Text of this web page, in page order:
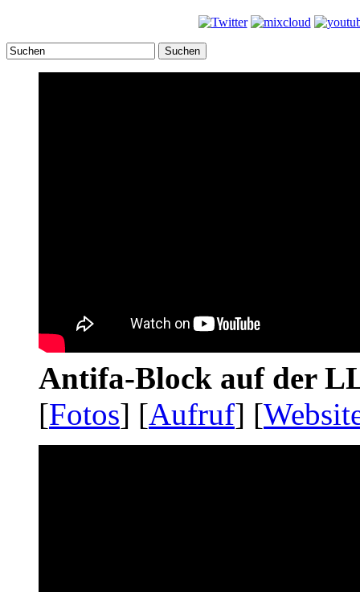
Suchen
Antifa-Block auf der
[Fotos] [Aufruf] [